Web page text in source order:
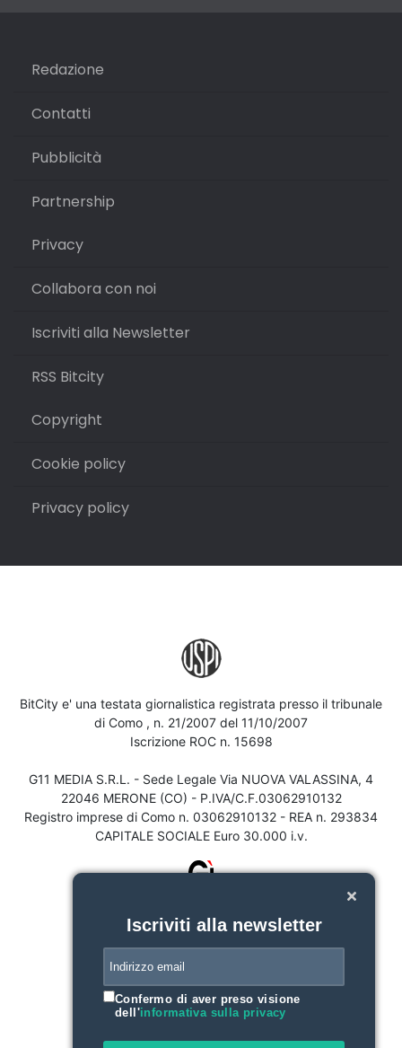
Redazione
Contatti
Pubblicità
Partnership
Privacy
Collabora con noi
Iscriviti alla Newsletter
RSS Bitcity
Copyright
Cookie policy
Privacy policy
BitCity e' una testata giornalistica registrata presso il tribunale
di Como , n. 21/2007 del 11/10/2007
Iscrizione ROC n. 15698
G11 MEDIA S.R.L. - Sede Legale Via NUOVA VALASSINA, 4
22046 MERONE (CO) - P.IVA/C.F.03062910132
Registro imprese di Como n. 03062910132 - REA n. 293834
CAPITALE SOCIALE Euro 30.000 i.v.
Iscriviti alla newsletter
Confermo di aver preso visione
dell'informativa sulla privacy